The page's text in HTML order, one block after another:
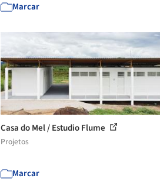
Marcar
Casa do Mel / Estudio Flume
Projetos
Marcar